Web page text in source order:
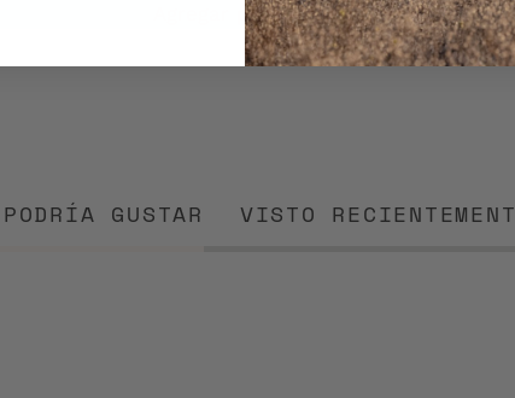
Agregar productos
GUSTAR VISTO